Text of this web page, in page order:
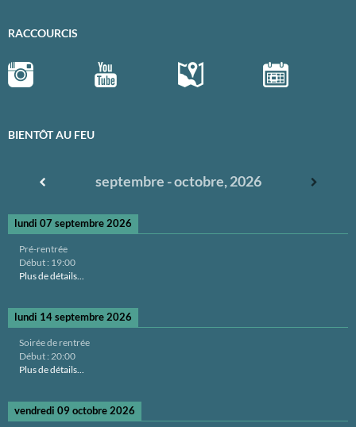
RACCOURCIS
BIENTÔT AU FEU
septembre - octobre, 2026
lundi 07 septembre 2026
Pré-rentrée
Début : 19:00
Plus de détails...
lundi 14 septembre 2026
Soirée de rentrée
Début : 20:00
Plus de détails...
vendredi 09 octobre 2026